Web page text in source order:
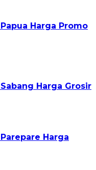
Harga Promo
Harga Grosir
Harga